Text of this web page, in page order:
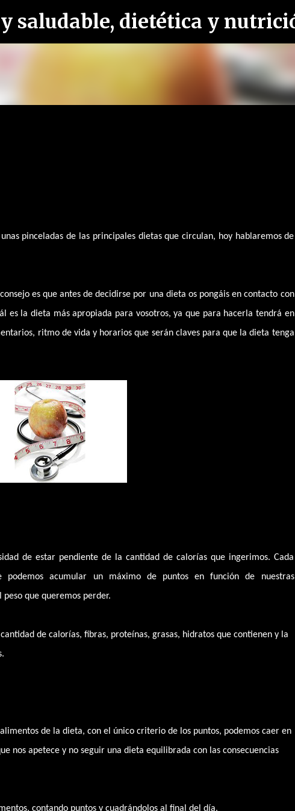
Ir al contenido principal
pinceladas de las principales dietas que circulan, hoy hablaremos de
es que antes de decidirse por una dieta os pongáis en contacto con
es la dieta más apropiada para vosotros, ya que para hacerla tendrá en
ritmo de vida y horarios que serán claves para que la dieta tenga
de estar pendiente de la cantidad de calorías que ingerimos. Cada
acumular un máximo de puntos en función de nuestras
que queremos perder.
de calorías, fibras, proteínas, grasas, hidratos que contienen y la
de la dieta, con el único criterio de los puntos, podemos caer en
nos apetece y no seguir una dieta equilibrada con las consecuencias
contando puntos y cuadrándolos al final del día.